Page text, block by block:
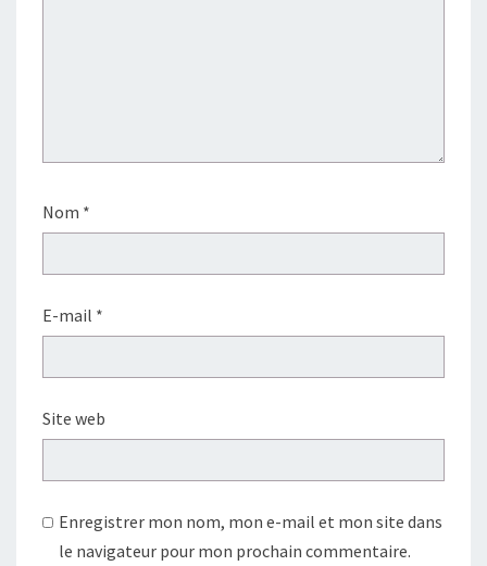
Nom *
E-mail *
Site web
Enregistrer mon nom, mon e-mail et mon site dans
le navigateur pour mon prochain commentaire.